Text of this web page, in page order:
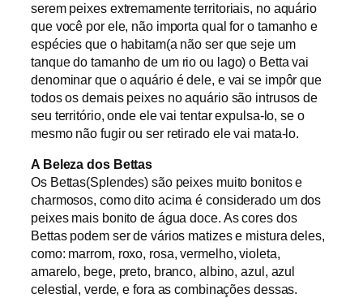
serem peixes extremamente territoriais, no aquário
que você por ele, não importa qual for o tamanho e
espécies que o habitam(a não ser que seje um
tanque do tamanho de um rio ou lago) o Betta vai
denominar que o aquário é dele, e vai se impôr que
todos os demais peixes no aquário são intrusos de
seu território, onde ele vai tentar expulsa-lo, se o
mesmo não fugir ou ser retirado ele vai mata-lo.
A Beleza dos Bettas
Os Bettas(Splendes) são peixes muito bonitos e
charmosos, como dito acima é considerado um dos
peixes mais bonito de água doce. As cores dos
Bettas podem ser de vários matizes e mistura deles,
como: marrom, roxo, rosa, vermelho, violeta,
amarelo, bege, preto, branco, albino, azul, azul
celestial, verde, e fora as combinações dessas.